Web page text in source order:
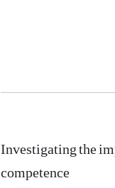
Investigating the
competence